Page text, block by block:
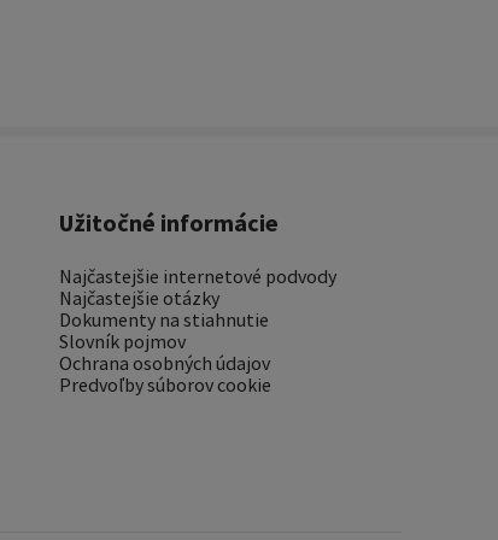
Užitočné informácie
Najčastejšie internetové podvody
Najčastejšie otázky
Dokumenty na stiahnutie
Slovník pojmov
Ochrana osobných údajov
Predvoľby súborov cookie